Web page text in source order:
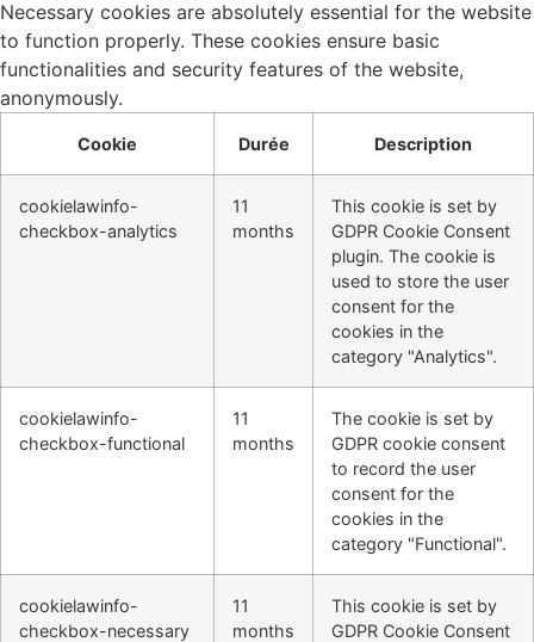
Necessary cookies are absolutely essential for the website
to function properly. These cookies ensure basic
functionalities and security features of the website,
anonymously.
Cookie Durée Description
cookielawinfo-
checkbox-analytics
11
months
This cookie is set by
GDPR Cookie Consent
plugin. The cookie is
used to store the user
consent for the
cookies in the
category "Analytics".
cookielawinfo-
checkbox-functional
11
months
The cookie is set by
GDPR cookie consent
to record the user
consent for the
cookies in the
category "Functional".
cookielawinfo-
checkbox-necessary
11
months
This cookie is set by
GDPR Cookie Consent